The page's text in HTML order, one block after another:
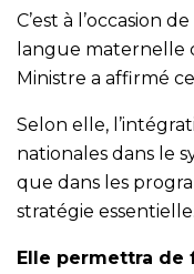
C’est à l’occasion
langue maternelle
Ministre a affirmé
Selon elle,
nationales dans le
que dans les
stratégie essentielle.
Elle permettra de